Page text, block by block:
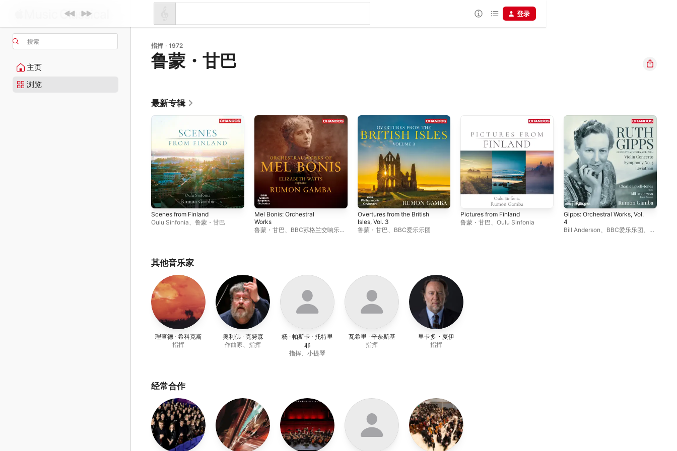
搜索
主页
浏览
登录
指挥 · 1972
鲁蒙・甘巴
最新专辑
Scenes from Finland
Oulu Sinfonia
鲁蒙・甘巴
Mel Bonis: Orchestral
Works
鲁蒙・甘巴
BBC苏格兰交响乐
Overtures from the British
Isles, Vol. 3
鲁蒙・甘巴
BBC爱乐乐团
Pictures from Finland
鲁蒙・甘巴 、Oulu Sinfonia
Gipps: Orchestral Works, Vol.
4
Bill Anderson
BBC爱乐乐团
鲁
其他音乐家
理查德 · 希科克斯
指挥
奥利佛 · 克努森
作曲家、指挥
杨 · 帕斯卡 · 托特里
耶
指挥、小提琴
瓦希里 · 辛奈斯基
指挥
里卡多・夏伊
指挥
经常合作